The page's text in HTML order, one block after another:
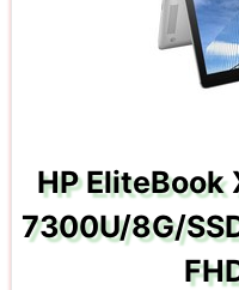
HP
7300U/8G/